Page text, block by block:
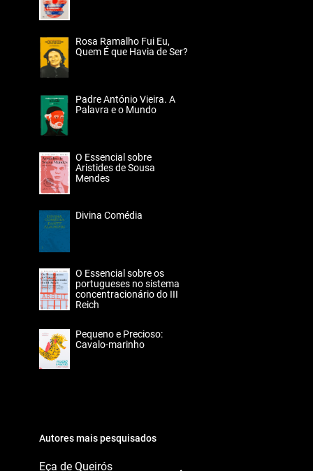
Rosa Ramalho Fui Eu,
Quem É que Havia de Ser?
Padre António Vieira. A
Palavra e o Mundo
O Essencial sobre
Aristides de Sousa
Mendes
Divina Comédia
O Essencial sobre os
portugueses no sistema
concentracionário do III
Reich
Pequeno e Precioso:
Cavalo-marinho
Autores mais pesquisados
Eça de Queirós